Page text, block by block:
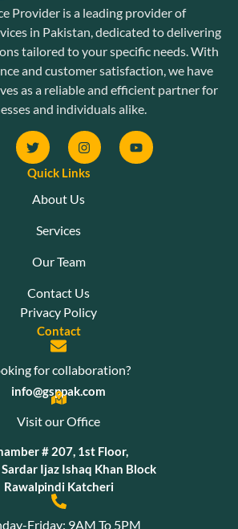
Provider is a leading provider of
in Pakistan, dedicated to delivering
tailored to your specific needs. With
and customer satisfaction, we have
as a reliable and efficient partner for
and individuals alike.
Quick Links
About Us
Services
Our Team
Contact Us
Privacy Policy
Contact
for collaboration?
info@gsppak.com
Visit our Office
# 207, 1st Floor,
Ijaz Ishaq Khan Block
Rawalpindi Katcheri
Friday: 9AM To 5PM